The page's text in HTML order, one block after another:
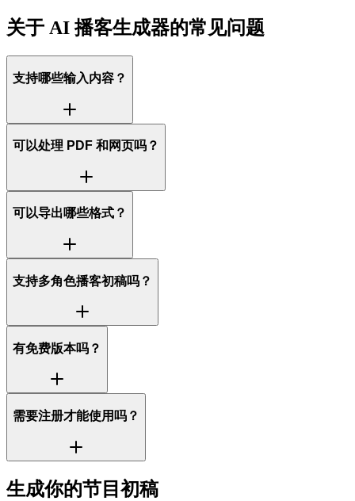
关于 AI 播客生成器的常见问题
支持哪些输入内容？
可以处理 PDF 和网页吗？
可以导出哪些格式？
支持多角色播客初稿吗？
有免费版本吗？
需要注册才能使用吗？
生成你的节目初稿